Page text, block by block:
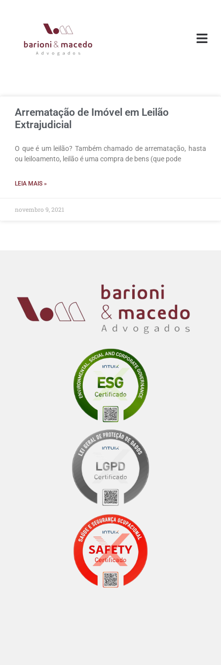
Arrematação de Imóvel em Leilão
Extrajudicial
O que é um leilão? Também chamado de arrematação, hasta
ou leiloamento, leilão é uma compra de bens (que pode
LEIA MAIS »
novembro 9, 2021